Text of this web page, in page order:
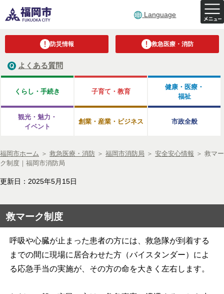
Language
防災情報 救急医療・消防
よくある質問
くらし・手続き 子育て・教育
健康・医療・
福祉
観光・魅力・
イベント
創業・産業・ビジネス 市政全般
福岡市ホーム ＞ 救急医療・消防 ＞ 福岡市消防局 ＞ 安全安心情報 ＞ 救マー
ク制度｜福岡市消防局
更新日：2025年5月15日
救マーク制度
呼吸や心臓が止まった患者の方には、救急隊が到着する
までの間に現場に居合わせた方（バイスタンダー）によ
る応急手当の実施が、その方の命を大きく左右します。